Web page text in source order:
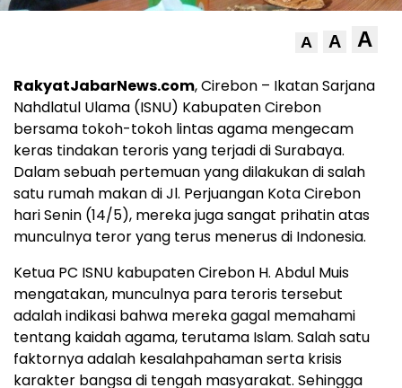
A A A
RakyatJabarNews.com, Cirebon – Ikatan Sarjana
Nahdlatul Ulama (ISNU) Kabupaten Cirebon
bersama tokoh-tokoh lintas agama mengecam
keras tindakan teroris yang terjadi di Surabaya.
Dalam sebuah pertemuan yang dilakukan di salah
satu rumah makan di Jl. Perjuangan Kota Cirebon
hari Senin (14/5), mereka juga sangat prihatin atas
munculnya teror yang terus menerus di Indonesia.
Ketua PC ISNU kabupaten Cirebon H. Abdul Muis
mengatakan, munculnya para teroris tersebut
adalah indikasi bahwa mereka gagal memahami
tentang kaidah agama, terutama Islam. Salah satu
faktornya adalah kesalahpahaman serta krisis
karakter bangsa di tengah masyarakat. Sehingga